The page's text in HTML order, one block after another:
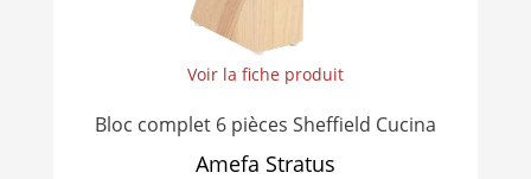
Voir la fiche produit
Bloc complet 6 pièces Sheffield Cucina
Amefa Stratus